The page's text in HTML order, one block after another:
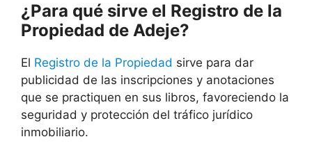
¿Para qué sirve el Registro de la
Propiedad de Adeje?
El Registro de la Propiedad sirve para dar
publicidad de las inscripciones y anotaciones
que se practiquen en sus libros, favoreciendo la
seguridad y protección del tráfico jurídico
inmobiliario.